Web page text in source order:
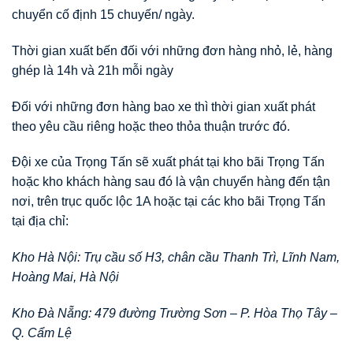
chuyển cố định 15 chuyến/ ngày.
Thời gian xuất bến đối với những đơn hàng nhỏ, lẻ, hàng
ghép là 14h và 21h mỗi ngày
Đối với những đơn hàng bao xe thì thời gian xuất phát
theo yêu cầu riêng hoặc theo thỏa thuận trước đó.
Đội xe của Trọng Tấn sẽ xuất phát tại kho bãi Trọng Tấn
hoặc kho khách hàng sau đó là vận chuyển hàng đến tận
nơi, trên trục quốc lộc 1A hoặc tại các kho bãi Trọng Tấn
tại địa chỉ:
Kho Hà Nội: Trụ cầu số H3, chân cầu Thanh Trì, Lĩnh Nam,
Hoàng Mai, Hà Nội
Kho Đà Nẵng: 479 đường Trường Sơn – P. Hòa Thọ Tây –
Q. Cẩm Lệ